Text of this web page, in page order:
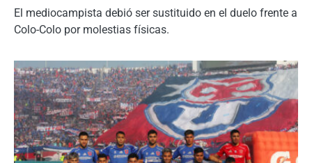
El mediocampista debió ser sustituido en el duelo frente a
Colo-Colo por molestias físicas.